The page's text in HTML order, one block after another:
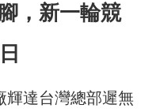
，新一輪競
輝達台灣總部遲無